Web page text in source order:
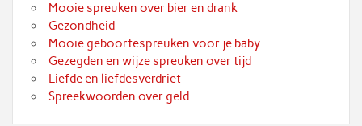
Mooie spreuken over bier en drank
Gezondheid
Mooie geboortespreuken voor je baby
Gezegden en wijze spreuken over tijd
Liefde en liefdesverdriet
Spreekwoorden over geld